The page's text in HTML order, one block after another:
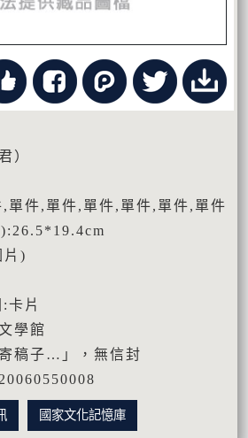
）
單件,單件,單件,單件,單件,單件
片)
卡片
學館
稿子…」，無信封
國家文化記憶庫